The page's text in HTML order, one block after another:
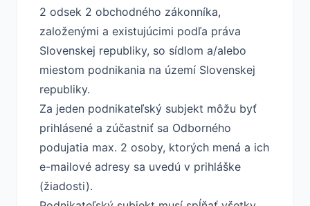
2 odsek 2 obchodného zákonníka,
založenými a existujúcimi podľa práva
Slovenskej republiky, so sídlom a/alebo
miestom podnikania na území Slovenskej
republiky.
Za jeden podnikateľský subjekt môžu byť
prihlásené a zúčastniť sa Odborného
podujatia max. 2 osoby, ktorých mená a ich
e-mailové adresy sa uvedú v prihláške
(žiadosti).